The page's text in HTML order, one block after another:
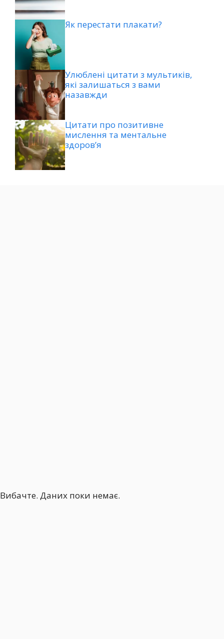
Як перестати плакати?
Улюблені цитати з мультиків,
які залишаться з вами
назавжди
Цитати про позитивне
мислення та ментальне
здоров’я
Вибачте. Даних поки немає.